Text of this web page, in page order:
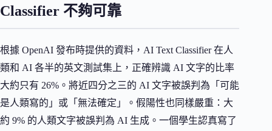
Classifier 不夠可靠
根據 OpenAI 發布時提供的資料，AI Text Classifier 在人
類和 AI 各半的英文測試集上，正確辨識 AI 文字的比率
大約只有 26%。將近四分之三的 AI 文字被誤判為「可能
是人類寫的」或「無法確定」。假陽性也同樣嚴重：大
約 9% 的人類文字被誤判為 AI 生成。一個學生認真寫了